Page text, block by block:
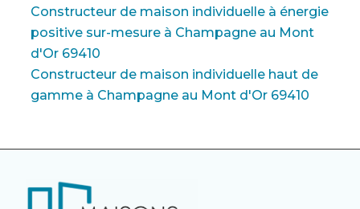
Constructeur de maison individuelle à énergie
positive sur-mesure à Champagne au Mont
d'Or 69410
Constructeur de maison individuelle haut de
gamme à Champagne au Mont d'Or 69410